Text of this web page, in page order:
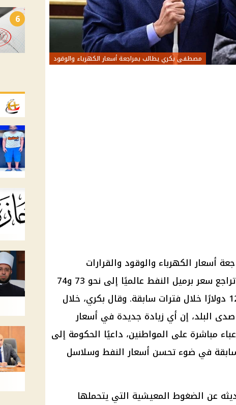
مصطفى بكري يطالب بمراجعة أسعار الكهرباء والوقود
أسعار الكهرباء والوقود والقرارات
الاقتصادية المرتبطة بالطاقة، بعد تراجع سعر برميل النفط عالميًا إلى نحو 73 و74
دولارًا، مقارنة بمستويات تجاوزت 120 دولارًا خلال فترات سابقة. وقال بكري، خلال
البلد، إن أي زيادة جديدة في أسعار
مباشرة على المواطنين، داعيًا الحكومة إلى
في ضوء تحسن أسعار النفط وسلاسل
عن الضغوط المعيشية التي يتحملها
6